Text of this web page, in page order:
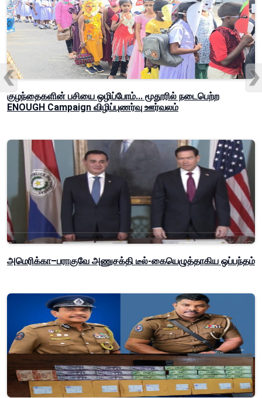
குழந்தைகளின் பசியை ஒழிப்போம்... மூதூரில் நடைபெற்ற
ENOUGH Campaign விழிப்புணர்வு ஊர்வலம்
அமெரிக்கா–பராகுவே அணுசக்தி டீல்-கையெழுத்தாகிய ஒப்பந்தம்